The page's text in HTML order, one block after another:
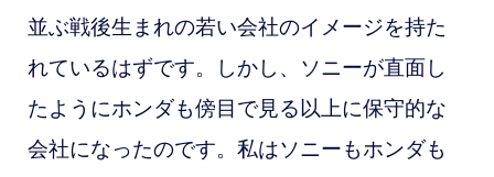
並ぶ戦後生まれの若い会社のイメージを持た
れているはずです。しかし、ソニーが直面し
たようにホンダも傍目で見る以上に保守的な
会社になったのです。私はソニーもホンダも